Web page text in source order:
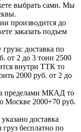
выбрать сами. Мы
производится до
заказать подъем
доставка по
от 2 до 3 тонн 2500
внутри ТТК то
2000 руб. от 2 до
пределами МКАД то
Москве 2000+70 руб.
доставка
бесплатно по